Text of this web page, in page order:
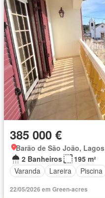
385 000 €
Barão de São João, Lagos
2 Banheiros
195 m²
Varanda
Lareira Piscina
22/05/2026 em Green-acres